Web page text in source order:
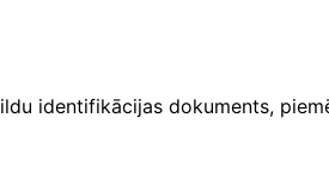
identifikācijas dokuments,